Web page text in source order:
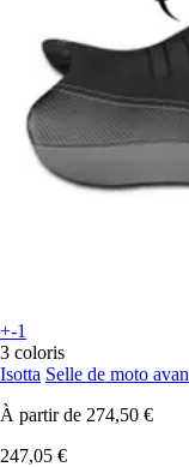
+-1
3 coloris
Isotta Selle de moto
À partir de 274,50 €
247,05 €